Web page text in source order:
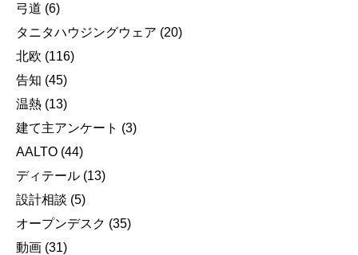
弓道 (6)
タニタハウジングウェア (20)
北欧 (116)
告知 (45)
温熱 (13)
建て主アンケート (3)
AALTO (44)
ディテール (13)
設計相談 (5)
オープンデスク (35)
動画 (31)